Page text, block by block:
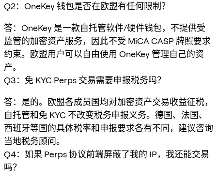
Q2：OneKey 钱包是否在欧盟有任何限制？
答：OneKey 是一款自托管软件/硬件钱包，不提供受
监管的加密资产服务，因此不受 MiCA CASP 牌照要求
约束。欧盟用户可以自由使用 OneKey 管理自己的资
产。
Q3：免 KYC Perps 交易需要申报税务吗？
答：是的。欧盟各成员国均对加密资产交易收益征税，
自托管和免 KYC 不改变税务申报义务。德国、法国、
西班牙等国的具体税率和申报要求各有不同，建议咨询
当地税务顾问。
Q4：如果 Perps 协议前端屏蔽了我的 IP，我还能交易
吗？